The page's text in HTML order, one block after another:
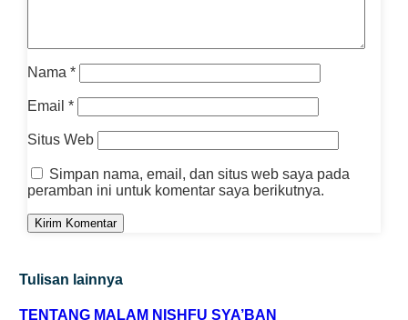
Nama *
Email *
Situs Web
Simpan nama, email, dan situs web saya pada
peramban ini untuk komentar saya berikutnya.
Tulisan lainnya
TENTANG MALAM NISHFU SYA’BAN